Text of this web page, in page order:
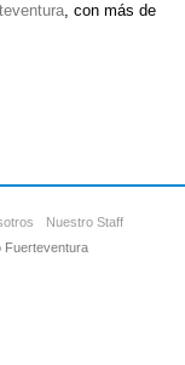
, con más de
Nuestro Staff
Fuerteventura